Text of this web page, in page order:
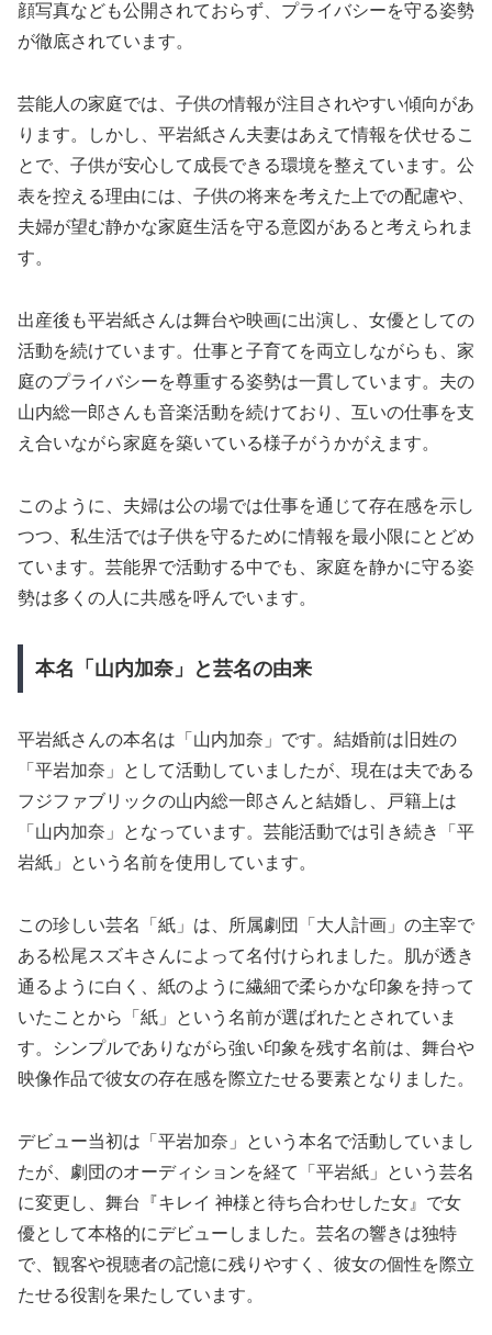
顔写真なども公開されておらず、プライバシーを守る姿勢
が徹底されています。
芸能人の家庭では、子供の情報が注目されやすい傾向があ
ります。しかし、平岩紙さん夫妻はあえて情報を伏せるこ
とで、子供が安心して成長できる環境を整えています。公
表を控える理由には、子供の将来を考えた上での配慮や、
夫婦が望む静かな家庭生活を守る意図があると考えられま
す。
出産後も平岩紙さんは舞台や映画に出演し、女優としての
活動を続けています。仕事と子育てを両立しながらも、家
庭のプライバシーを尊重する姿勢は一貫しています。夫の
山内総一郎さんも音楽活動を続けており、互いの仕事を支
え合いながら家庭を築いている様子がうかがえます。
このように、夫婦は公の場では仕事を通じて存在感を示し
つつ、私生活では子供を守るために情報を最小限にとどめ
ています。芸能界で活動する中でも、家庭を静かに守る姿
勢は多くの人に共感を呼んでいます。
本名「山内加奈」と芸名の由来
平岩紙さんの本名は「山内加奈」です。結婚前は旧姓の
「平岩加奈」として活動していましたが、現在は夫である
フジファブリックの山内総一郎さんと結婚し、戸籍上は
「山内加奈」となっています。芸能活動では引き続き「平
岩紙」という名前を使用しています。
この珍しい芸名「紙」は、所属劇団「大人計画」の主宰で
ある松尾スズキさんによって名付けられました。肌が透き
通るように白く、紙のように繊細で柔らかな印象を持って
いたことから「紙」という名前が選ばれたとされていま
す。シンプルでありながら強い印象を残す名前は、舞台や
映像作品で彼女の存在感を際立たせる要素となりました。
デビュー当初は「平岩加奈」という本名で活動していまし
たが、劇団のオーディションを経て「平岩紙」という芸名
に変更し、舞台『キレイ 神様と待ち合わせした女』で女
優として本格的にデビューしました。芸名の響きは独特
で、観客や視聴者の記憶に残りやすく、彼女の個性を際立
たせる役割を果たしています。